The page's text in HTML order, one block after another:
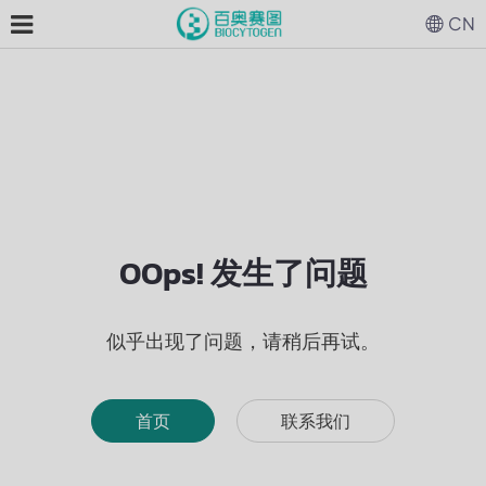
OOps! 发生了问题
似乎出现了问题，请稍后再试。
首页 联系我们
CN